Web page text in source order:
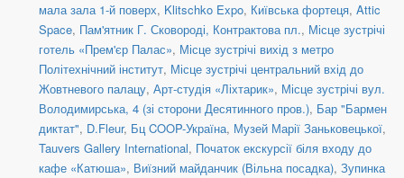
мала зала 1-й поверх, Klitschko Expo, Київська фортеця, Attic
Space, Пам'ятник Г. Сковороді, Контрактова пл., Місце зустрічі
готель «Прем'єр Палас», Місце зустрічі вихід з метро
Політехнічний інститут, Місце зустрічі центральний вхід до
Жовтневого палацу, Арт-студія «Ліхтарик», Місце зустрічі вул.
Володимирська, 4 (зі сторони Десятинного пров.), Бар "Бармен
диктат", D.Fleur, Бц COOP-Україна, Музей Марії Заньковецької,
Tauvers Gallery International, Початок екскурсії біля входу до
кафе «Катюша», Виїзний майданчик (Вільна посадка), Зупинка